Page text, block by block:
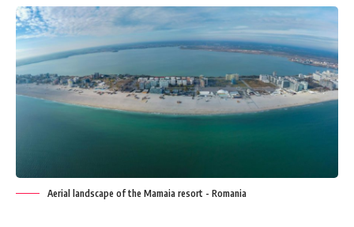
Aerial landscape of the Mamaia resort - Romania